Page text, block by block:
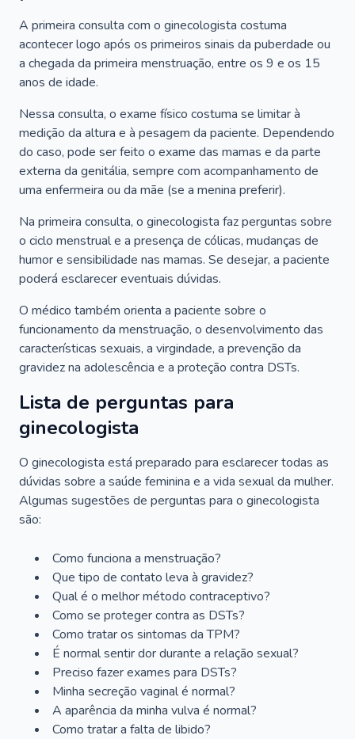
A primeira consulta com o ginecologista costuma
acontecer logo após os primeiros sinais da puberdade ou
a chegada da primeira menstruação, entre os 9 e os 15
anos de idade.
Nessa consulta, o exame físico costuma se limitar à
medição da altura e à pesagem da paciente. Dependendo
do caso, pode ser feito o exame das mamas e da parte
externa da genitália, sempre com acompanhamento de
uma enfermeira ou da mãe (se a menina preferir).
Na primeira consulta, o ginecologista faz perguntas sobre
o ciclo menstrual e a presença de cólicas, mudanças de
humor e sensibilidade nas mamas. Se desejar, a paciente
poderá esclarecer eventuais dúvidas.
O médico também orienta a paciente sobre o
funcionamento da menstruação, o desenvolvimento das
características sexuais, a virgindade, a prevenção da
gravidez na adolescência e a proteção contra DSTs.
Lista de perguntas para
ginecologista
O ginecologista está preparado para esclarecer todas as
dúvidas sobre a saúde feminina e a vida sexual da mulher.
Algumas sugestões de perguntas para o ginecologista
são:
Como funciona a menstruação?
Que tipo de contato leva à gravidez?
Qual é o melhor método contraceptivo?
Como se proteger contra as DSTs?
Como tratar os sintomas da TPM?
É normal sentir dor durante a relação sexual?
Preciso fazer exames para DSTs?
Minha secreção vaginal é normal?
A aparência da minha vulva é normal?
Como tratar a falta de libido?